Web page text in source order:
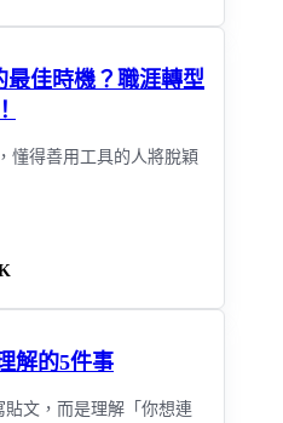
佳時機？職涯轉型
懂得善用工具的人將脫穎
解的5件事
文，而是理解「你想連